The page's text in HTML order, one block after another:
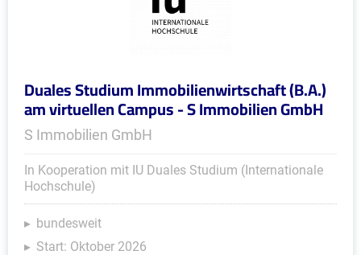
Duales Studium Immobilienwirtschaft (B.A.)
am virtuellen Campus - S Immobilien GmbH
S Immobilien GmbH
In Kooperation mit IU Duales Studium (Internationale
Hochschule)
bundesweit
Start: Oktober 2026